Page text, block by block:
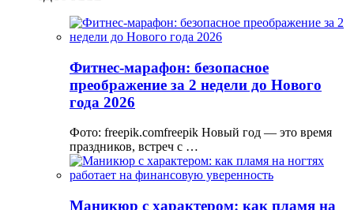
Фитнес-марафон: безопасное
преображение за 2 недели до Нового
года 2026
Фото: freepik.comfreepik Новый год — это время
праздников, встреч с …
Маникюр с характером: как пламя на